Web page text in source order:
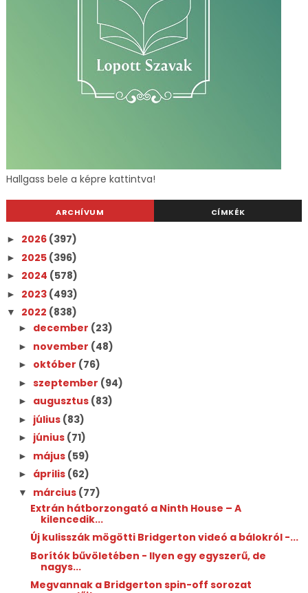
Hallgass bele a képre kattintva!
ARCHÍVUM CÍMKÉK
► 2026 (397)
► 2025 (396)
► 2024 (578)
► 2023 (493)
▼ 2022 (838)
► december (23)
► november (48)
► október (76)
► szeptember (94)
► augusztus (83)
► július (83)
► június (71)
► május (59)
► április (62)
▼ március (77)
Extrán hátborzongató a Ninth ​House – A
kilencedik...
Új kulisszák mögötti Bridgerton videó a bálokról -...
Borítók bűvöletében - Ilyen egy egyszerű, de
nagys...
Megvannak a Bridgerton spin-off sorozat